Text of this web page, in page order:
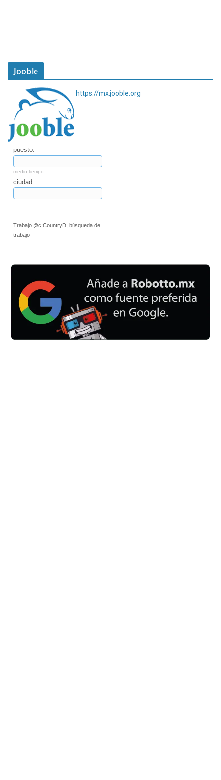
Jooble
https://mx.jooble.org
puesto:
medio tiempo
ciudad:
Trabajo @c:CountryD, búsqueda de
trabajo